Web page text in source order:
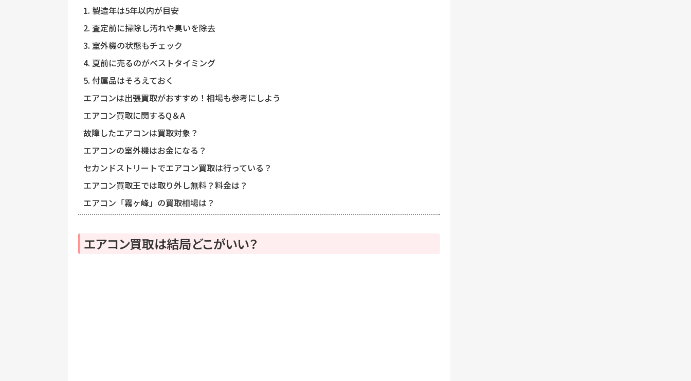
1. 製造年は5年以内が目安
2. 査定前に掃除し汚れや臭いを除去
3. 室外機の状態もチェック
4. 夏前に売るのがベストタイミング
5. 付属品はそろえておく
エアコンは出張買取がおすすめ！相場も参考にしよう
エアコン買取に関するQ＆A
故障したエアコンは買取対象？
エアコンの室外機はお金になる？
セカンドストリートでエアコン買取は行っている？
エアコン買取王では取り外し無料？料金は？
エアコン「霧ヶ峰」の買取相場は？
エアコン買取は結局どこがいい？